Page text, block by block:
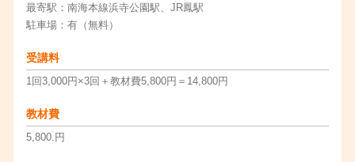
最寄駅：南海本線浜寺公園駅、JR鳳駅
駐車場：有（無料）
受講料
1回3,000円×3回＋教材費5,800円＝14,800円
教材費
5,800.円